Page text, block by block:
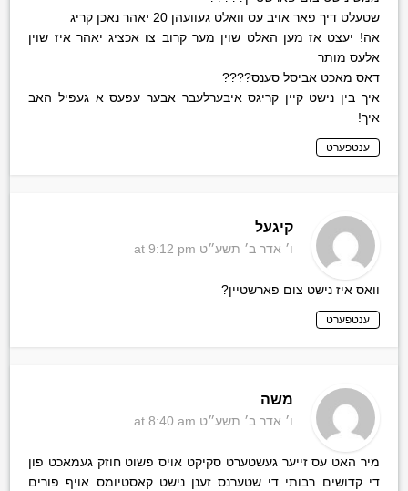
שטעלט דיך פאר אויב עס וואלט געוועהן 20 יאהר נאכן קריג
אה! יעצט אז מען האלט שוין מער קרוב צו אכציג יאהר איז שוין
אלעס מותר
דאס מאכט אביסל סענס????
איך בין נישט קיין קריגס איבערלעבר אבער עפעס א געפיל האב
איך!
ענטפערט
קיגעל
ו׳ אדר ב׳ תשע״ט
וואס איז נישט צום פארשטיין?
ענטפערט
משה
ו׳ אדר ב׳ תשע״ט
מיר האט עס זייער געשטערט סקיקט אויס פשוט חוזק געמאכט פון
די קדושים רבותי די שטערנס זענן נישט קאסטיומס אויף פורים